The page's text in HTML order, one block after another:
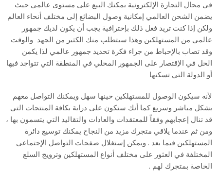
في مجال التجارة الإلكترونية يمكنك البيع على مستوى عالمي حيث
يضمن الشحن العالمي إمكانية وصول البضائع إلى مختلف أنحاء العالم
ولكن إذا كنت تريد فعل ذلك بإحترافية يجب أن يكون لديك جمهور
عالمي من المستهلكين وهذا سيتطلب منك الكثير من الجهد والوقت
وقد تصاب بالإحباط من جراء فكرة تحديد جمهور عالمي لذا يكمن
الحل في الإقتصار على الجمهور المحلي في المنطقة التي تتواجد فيها
أو الدولة التي تسكنها
لأنه سيكون الوصول للمستهلكين حينها سهل ويمكنك التواصل معهم
بشكل مباشر وسريع كما أنك ستكون على دراية بكافة المنتجات التي
قد تنال إعجابهم وفقاً للمعتقدات والعادات والتقاليد التي يتسمون بها ،
ومن ثم عندما يلاقي متجرك مزيد من النجاح يمكنك توسيع دائرة
المستهلكين فيما بعد . ويمكن إستغلال صفحات التواصل الإجتماعي
المختلفة في العثور على مختلف أنواع المستهلكين وترويج السلع
الخاصة بمتجرك لهم .